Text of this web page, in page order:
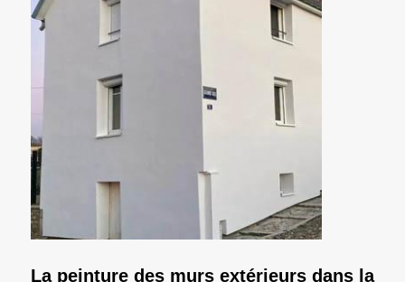
La peinture des murs extérieurs dans la